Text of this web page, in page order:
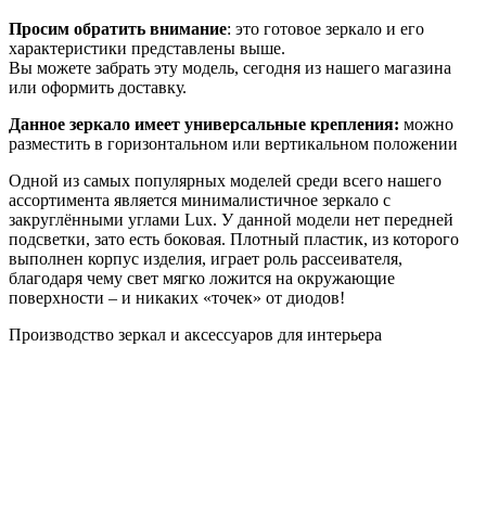
Просим обратить внимание: это готовое зеркало и его
характеристики представлены выше.
Вы можете забрать эту модель, сегодня из нашего магазина
или оформить доставку.
Данное зеркало имеет универсальные крепления: можно
разместить в горизонтальном или вертикальном положении
Одной из самых популярных моделей среди всего нашего
ассортимента является минималистичное зеркало с
закруглёнными углами Lux. У данной модели нет передней
подсветки, зато есть боковая. Плотный пластик, из которого
выполнен корпус изделия, играет роль рассеивателя,
благодаря чему свет мягко ложится на окружающие
поверхности – и никаких «точек» от диодов!
Производство зеркал и аксессуаров для интерьера